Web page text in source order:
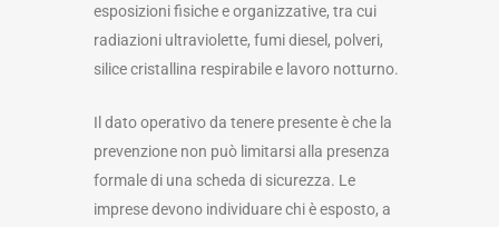
esposizioni fisiche e organizzative, tra cui
radiazioni ultraviolette, fumi diesel, polveri,
silice cristallina respirabile e lavoro notturno.
Il dato operativo da tenere presente è che la
prevenzione non può limitarsi alla presenza
formale di una scheda di sicurezza. Le
imprese devono individuare chi è esposto, a